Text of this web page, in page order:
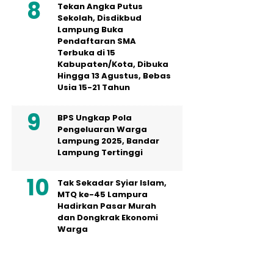
Tekan Angka Putus
Sekolah, Disdikbud
Lampung Buka
Pendaftaran SMA
Terbuka di 15
Kabupaten/Kota, Dibuka
Hingga 13 Agustus, Bebas
Usia 15-21 Tahun
BPS Ungkap Pola
Pengeluaran Warga
Lampung 2025, Bandar
Lampung Tertinggi
Tak Sekadar Syiar Islam,
MTQ ke-45 Lampura
Hadirkan Pasar Murah
dan Dongkrak Ekonomi
Warga